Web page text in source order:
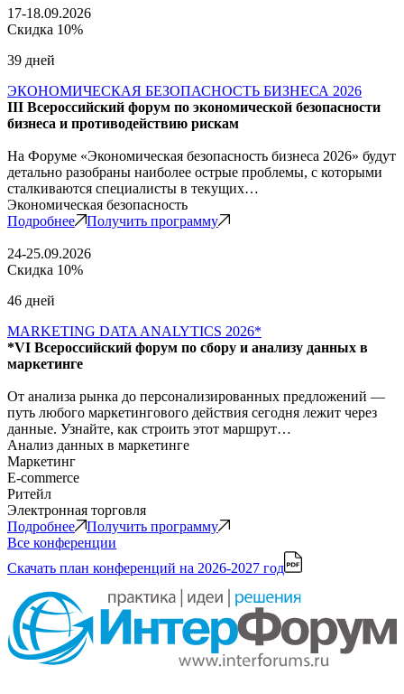
17-18.09.2026
Скидка 10%
39 дней
ЭКОНОМИЧЕСКАЯ БЕЗОПАСНОСТЬ БИЗНЕСА 2026
III Всероссийский форум по экономической безопасности
бизнеса и противодействию рискам
На Форуме «Экономическая безопасность бизнеса 2026» будут
детально разобраны наиболее острые проблемы, с которыми
сталкиваются специалисты в текущих…
Экономическая безопасность
Подробнее
Получить программу
24-25.09.2026
Скидка 10%
46 дней
MARKETING DATA ANALYTICS 2026*
*VI Всероссийский форум по сбору и анализу данных в
маркетинге
От анализа рынка до персонализированных предложений —
путь любого маркетингового действия сегодня лежит через
данные. Узнайте, как строить этот маршрут…
Анализ данных в маркетинге
Маркетинг
E-commerce
Ритейл
Электронная торговля
Подробнее
Получить программу
Все конференции
Скачать план конференций на 2026-2027 год